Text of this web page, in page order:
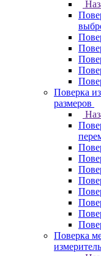
Поверка
размеров
Поверка